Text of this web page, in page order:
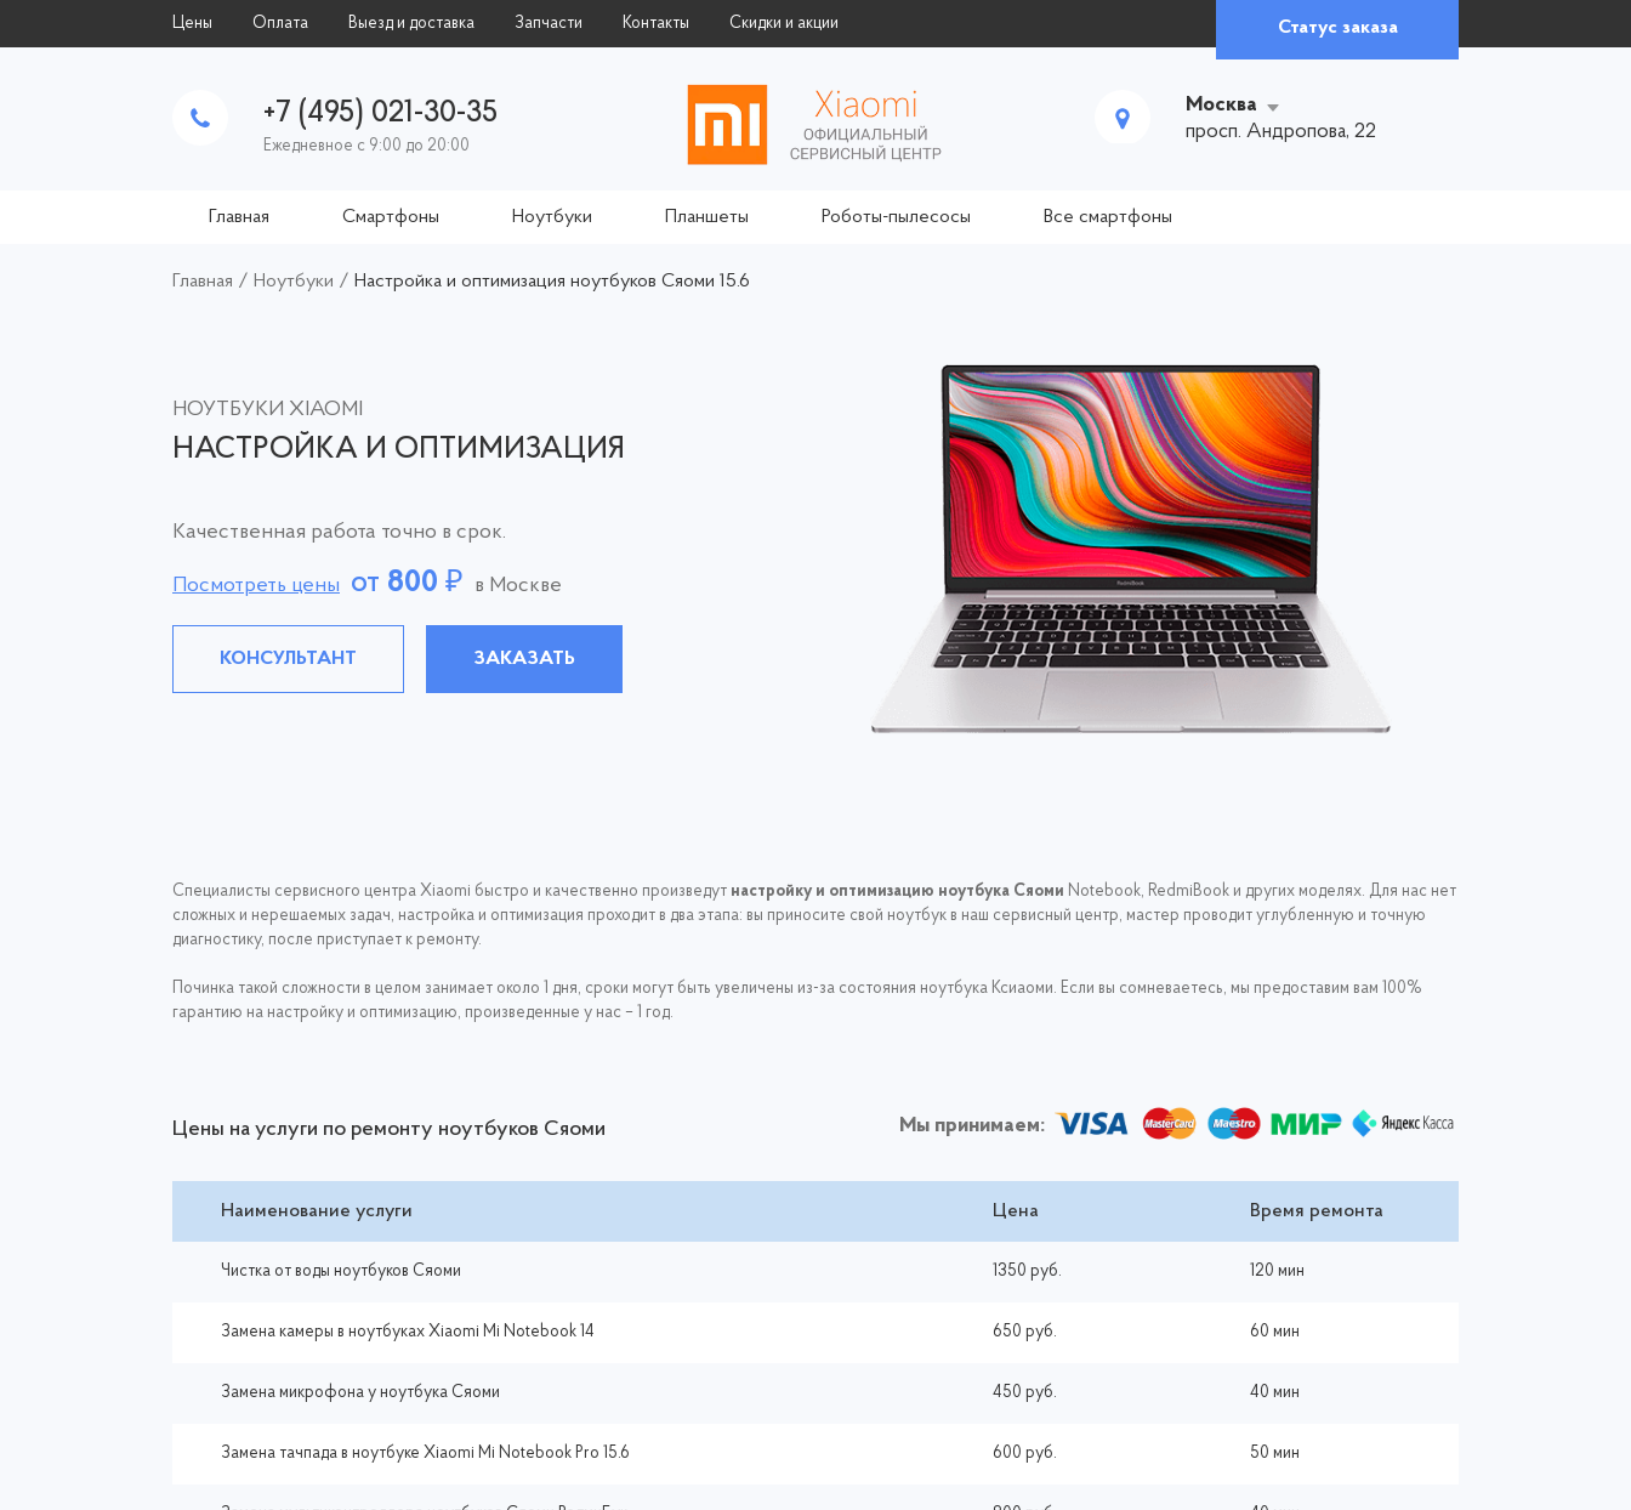
Цены Оплата Выезд и доставка Запчасти Контакты Скидки и акции Статус заказа
+7 (495) 021-30-35
Ежедневное с 9:00 до 20:00
Москва
просп. Андропова, 22
Главная Смартфоны Ноутбуки Планшеты Роботы-пылесосы Все смартфоны
Главная / Ноутбуки / Настройка и оптимизация ноутбуков Сяоми 15.6
НОУТБУКИ XIAOMI
НАСТРОЙКА И ОПТИМИЗАЦИЯ
Качественная работа точно в срок.
Посмотреть цены от 800 ₽ в Москве
КОНСУЛЬТАНТ ЗАКАЗАТЬ
Специалисты сервисного центра Xiaomi быстро и качественно произведут настройку и оптимизацию ноутбука Сяоми Notebook, RedmiBook и других моделях. Для нас нет
сложных и нерешаемых задач, настройка и оптимизация проходит в два этапа: вы приносите свой ноутбук в наш сервисный центр, мастер проводит углубленную и точную
диагностику, после приступает к ремонту.
Починка такой сложности в целом занимает около 1 дня, сроки могут быть увеличены из-за состояния ноутбука Ксиаоми. Если вы сомневаетесь, мы предоставим вам 100%
гарантию на настройку и оптимизацию, произведенные у нас – 1 год.
Мы принимаем:
Цены на услуги по ремонту ноутбуков Сяоми
Наименование услуги Цена Время ремонта
Чистка от воды ноутбуков Сяоми 1350 руб. 120 мин
Замена камеры в ноутбуках Xiaomi Mi Notebook 14 650 руб. 60 мин
Замена микрофона у ноутбука Сяоми 450 руб. 40 мин
Замена тачпада в ноутбуке Xiaomi Mi Notebook Pro 15.6 600 руб. 50 мин